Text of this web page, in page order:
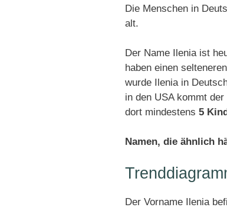
Die Menschen in
alt.
Der Name Ilenia ist
haben einen
wurde Ilenia in
in den USA kommt
dort mindestens 5
Namen, die ähnlich
Der Vorname Ilenia